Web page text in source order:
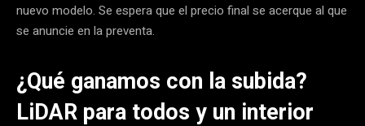
nuevo modelo. Se espera que el precio final se acerque al que
se anuncie en la preventa.
¿Qué ganamos con la subida?
LiDAR para todos y un interior